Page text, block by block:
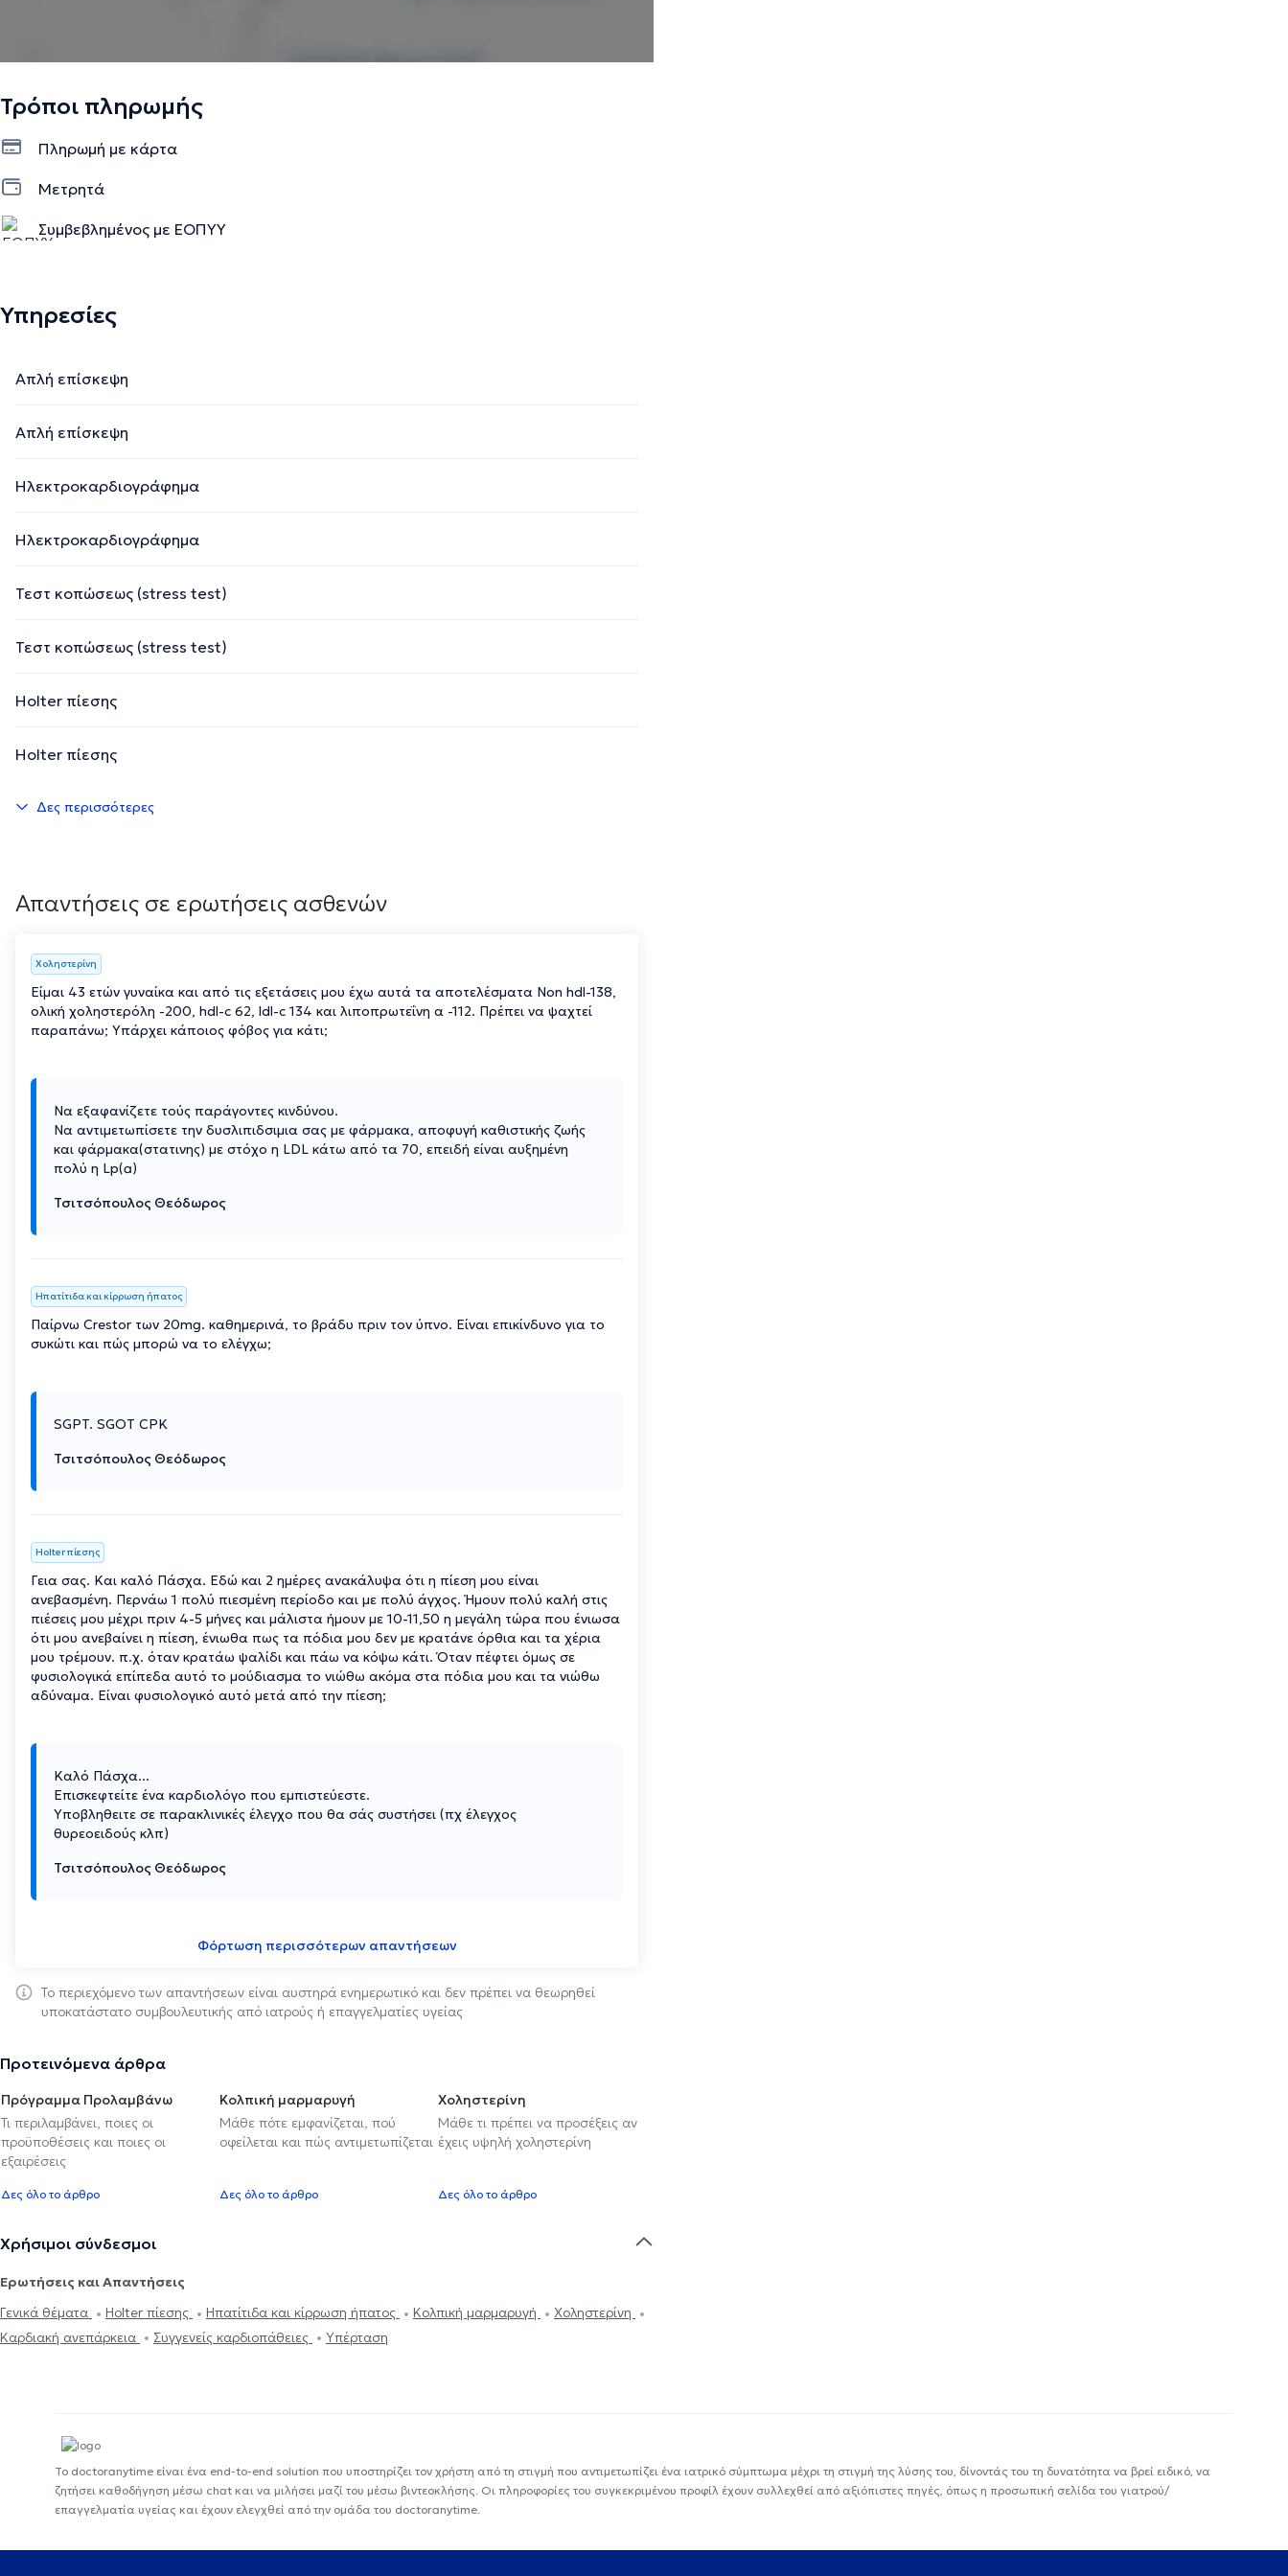
Τρόποι πληρωμής
Πληρωμή με κάρτα
Μετρητά
Συμβεβλημένος με ΕΟΠΥΥ
Υπηρεσίες
Απλή επίσκεψη
Απλή επίσκεψη
Ηλεκτροκαρδιογράφημα
Ηλεκτροκαρδιογράφημα
Τεστ κοπώσεως (stress test)
Τεστ κοπώσεως (stress test)
Holter πίεσης
Holter πίεσης
Δες περισσότερες
Απαντήσεις σε ερωτήσεις ασθενών
Χοληστερίνη
Είμαι 43 ετών γυναίκα και από τις εξετάσεις μου έχω αυτά τα αποτελέσματα Non hdl-138,
ολική χοληστερόλη -200, hdl-c 62, ldl-c 134 και λιποπρωτεΐνη α -112. Πρέπει να ψαχτεί
παραπάνω; Υπάρχει κάποιος φόβος για κάτι;
Να εξαφανίζετε τούς παράγοντες κινδύνου.
Να αντιμετωπίσετε την δυσλιπιδσιμια σας με φάρμακα, αποφυγή καθιστικής ζωής
και φάρμακα(στατινης) με στόχο η LDL κάτω από τα 70, επειδή είναι αυξημένη
πολύ η Lp(a)
Τσιτσόπουλος Θεόδωρος
Ηπατίτιδα και κίρρωση ήπατος
Παίρνω Crestor των 20mg. καθημερινά, το βράδυ πριν τον ύπνο. Είναι επικίνδυνο για το
συκώτι και πώς μπορώ να το ελέγχω;
SGPT. SGOT CPK
Τσιτσόπουλος Θεόδωρος
Holter πίεσης
Γεια σας. Και καλό Πάσχα. Εδώ και 2 ημέρες ανακάλυψα ότι η πίεση μου είναι
ανεβασμένη. Περνάω 1 πολύ πιεσμένη περίοδο και με πολύ άγχος. Ήμουν πολύ καλή στις
πιέσεις μου μέχρι πριν 4-5 μήνες και μάλιστα ήμουν με 10-11,50 η μεγάλη τώρα που ένιωσα
ότι μου ανεβαίνει η πίεση, ένιωθα πως τα πόδια μου δεν με κρατάνε όρθια και τα χέρια
μου τρέμουν. π.χ. όταν κρατάω ψαλίδι και πάω να κόψω κάτι. Όταν πέφτει όμως σε
φυσιολογικά επίπεδα αυτό το μούδιασμα το νιώθω ακόμα στα πόδια μου και τα νιώθω
αδύναμα. Είναι φυσιολογικό αυτό μετά από την πίεση;
Καλό Πάσχα...
Επισκεφτείτε ένα καρδιολόγο που εμπιστεύεστε.
Υποβληθειτε σε παρακλινικές έλεγχο που θα σάς συστήσει (πχ έλεγχος
θυρεοειδούς κλπ)
Τσιτσόπουλος Θεόδωρος
Φόρτωση περισσότερων απαντήσεων
Το περιεχόμενο των απαντήσεων είναι αυστηρά ενημερωτικό και δεν πρέπει να θεωρηθεί
υποκατάστατο συμβουλευτικής από ιατρούς ή επαγγελματίες υγείας
Προτεινόμενα άρθρα
Πρόγραμμα Προλαμβάνω
Τι περιλαμβάνει, ποιες οι
προϋποθέσεις και ποιες οι
εξαιρέσεις
Δες όλο το άρθρο
Κολπική μαρμαρυγή
Μάθε πότε εμφανίζεται, πού
οφείλεται και πώς αντιμετωπίζεται
Δες όλο το άρθρο
Χοληστερίνη
Μάθε τι πρέπει να προσέξεις αν
έχεις υψηλή χοληστερίνη
Δες όλο το άρθρο
Χρήσιμοι σύνδεσμοι
Ερωτήσεις και Απαντήσεις
Γενικά θέματα
Holter πίεσης Ηπατίτιδα και κίρρωση ήπατος Κολπική μαρμαρυγή
Χοληστερίνη
Καρδιακή ανεπάρκεια
Συγγενείς καρδιοπάθειες Υπέρταση
Το doctoranytime είναι ένα end-to-end solution που υποστηρίζει τον χρήστη από τη στιγμή που αντιμετωπίζει ένα ιατρικό σύμπτωμα μέχρι τη στιγμή της λύσης του, δίνοντάς του τη δυνατότητα να βρεί ειδικό, να
ζητήσει καθοδήγηση μέσω chat και να μιλήσει μαζί του μέσω βιντεοκλήσης. Οι πληροφορίες του συγκεκριμένου προφίλ έχουν συλλεχθεί από αξιόπιστες πηγές, όπως η προσωπική σελίδα του γιατρού/
επαγγελματία υγείας και έχουν ελεγχθεί από την ομάδα του doctoranytime.